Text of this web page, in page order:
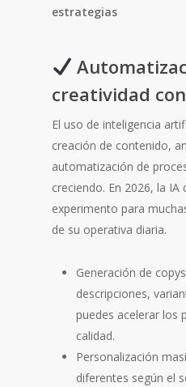
estrategias
creatividad
El uso de inteligencia
creación de contenido,
automatización de
creciendo. En 2026, la IA
experimento para
de su operativa diaria.
Generación de
descripciones,
puedes acelerar los
calidad.
Personalización
diferentes según el